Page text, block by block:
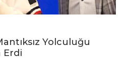
Yolculuğu
Erdi